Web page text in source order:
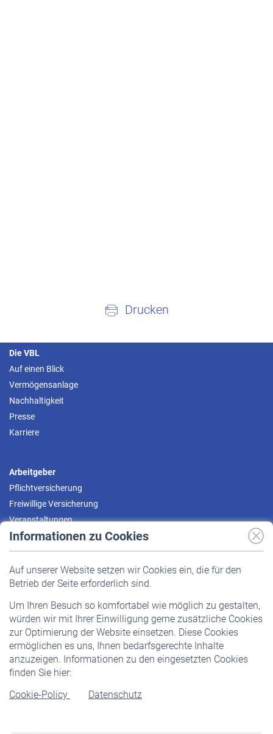
Informationen zu Cookies
Auf unserer Website setzen wir Cookies ein, die für den
Betrieb der Seite erforderlich sind.
Um Ihren Besuch so komfortabel wie möglich zu gestalten,
würden wir mit Ihrer Einwilligung gerne zusätzliche Cookies
zur Optimierung der Website einsetzen. Diese Cookies
ermöglichen es uns, Ihnen bedarfsgerechte Inhalte
anzuzeigen. Informationen zu den eingesetzten Cookies
finden Sie hier:
Cookie-Policy
Datenschutz
Drucken
Die VBL
Auf einen Blick
Vermögensanlage
Nachhaltigkeit
Presse
Karriere
Arbeitgeber
Pflichtversicherung
Freiwillige Versicherung
Veranstaltungen
Pflichtversicherung
Staatliche Förderung
Veranstaltungen
Rentner
Rentenbeginn
Rente beantragen